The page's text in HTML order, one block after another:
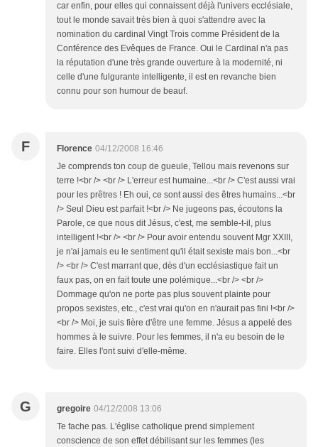
car enfin, pour elles qui connaissent déjà l'univers ecclésiale,
tout le monde savait très bien à quoi s'attendre avec la
nomination du cardinal Vingt Trois comme Président de la
Conférence des Evêques de France. Oui le Cardinal n'a pas
la réputation d'une très grande ouverture à la modernité, ni
celle d'une fulgurante intelligente, il est en revanche bien
connu pour son humour de beauf.
F Florence 04/12/2008 16:46
Je comprends ton coup de gueule, Tellou mais revenons sur
terre !<br /> <br /> L'erreur est humaine...<br /> C'est aussi vrai
pour les prêtres ! Eh oui, ce sont aussi des êtres humains...<br
/> Seul Dieu est parfait !<br /> Ne jugeons pas, écoutons la
Parole, ce que nous dit Jésus, c'est, me semble-t-il, plus
intelligent !<br /> <br /> Pour avoir entendu souvent Mgr XXIII,
je n'ai jamais eu le sentiment qu'il était sexiste mais bon...<br
/> <br /> C'est marrant que, dès d'un ecclésiastique fait un
faux pas, on en fait toute une polémique...<br /> <br />
Dommage qu'on ne porte pas plus souvent plainte pour
propos sexistes, etc., c'est vrai qu'on en n'aurait pas fini !<br />
<br /> Moi, je suis fière d'être une femme. Jésus a appelé des
hommes à le suivre. Pour les femmes, il n'a eu besoin de le
faire. Elles l'ont suivi d'elle-même.
G gregoire 04/12/2008 13:06
Te fache pas. L'église catholique prend simplement
conscience de son effet débilisant sur les femmes (les